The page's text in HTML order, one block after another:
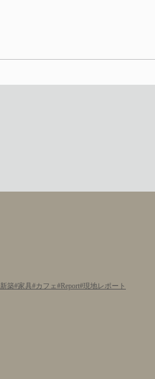
新築 家具 カフェ Report 現地レポート